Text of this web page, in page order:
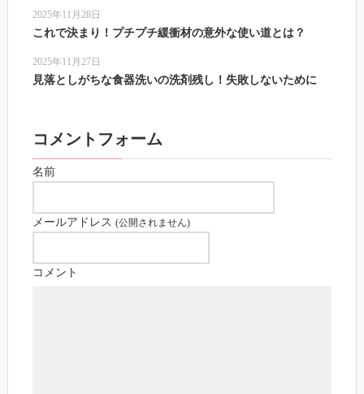
2025年11月28日
これで決まり！プチプチ緩衝材の意外な使い道とは？
2025年11月27日
見落としがちな食器洗いの洗剤残し！失敗しないために
コメントフォーム
名前
メールアドレス (公開されません)
コメント